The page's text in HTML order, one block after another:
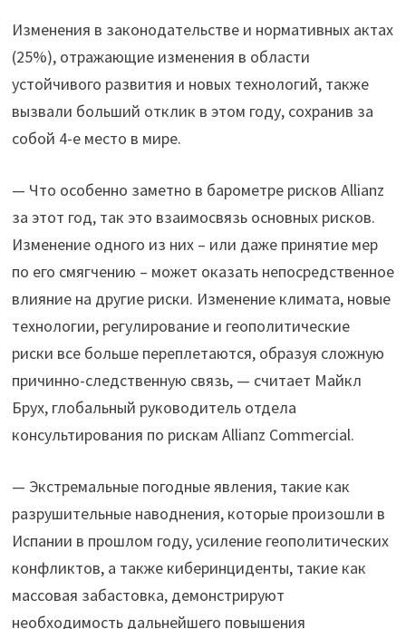
Изменения в законодательстве и нормативных актах
(25%), отражающие изменения в области
устойчивого развития и новых технологий, также
вызвали больший отклик в этом году, сохранив за
собой 4-е место в мире.
— Что особенно заметно в барометре рисков Allianz
за этот год, так это взаимосвязь основных рисков.
Изменение одного из них – или даже принятие мер
по его смягчению – может оказать непосредственное
влияние на другие риски. Изменение климата, новые
технологии, регулирование и геополитические
риски все больше переплетаются, образуя сложную
причинно-следственную связь, — считает Майкл
Брух, глобальный руководитель отдела
консультирования по рискам Allianz Commercial.
— Экстремальные погодные явления, такие как
разрушительные наводнения, которые произошли в
Испании в прошлом году, усиление геополитических
конфликтов, а также киберинциденты, такие как
массовая забастовка, демонстрируют
необходимость дальнейшего повышения